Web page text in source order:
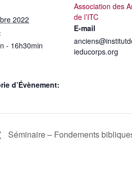
2022
- 16h30min
d’Évènement:
Association des
de l’ITC
E-mail
ieducorps.org
Séminaire – Fondements